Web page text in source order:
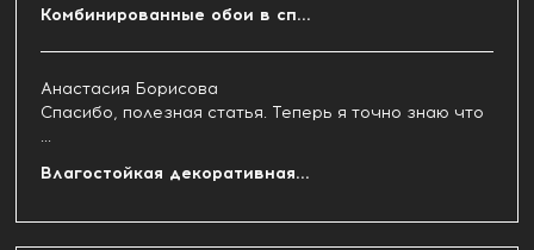
Комбинированные обои в сп...
Анастасия Борисова
Спасибо, полезная статья. Теперь я точно знаю что
...
Влагостойкая декоративная...